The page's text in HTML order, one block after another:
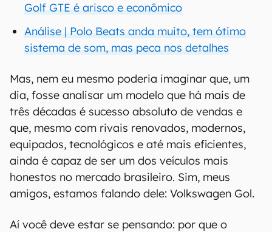
Golf GTE é arisco e econômico
Análise | Polo Beats anda muito, tem ótimo
sistema de som, mas peca nos detalhes
Mas, nem eu mesmo poderia imaginar que, um
dia, fosse analisar um modelo que há mais de
três décadas é sucesso absoluto de vendas e
que, mesmo com rivais renovados, modernos,
equipados, tecnológicos e até mais eficientes,
ainda é capaz de ser um dos veículos mais
honestos no mercado brasileiro. Sim, meus
amigos, estamos falando dele: Volkswagen Gol.
Aí você deve estar se pensando: por que o